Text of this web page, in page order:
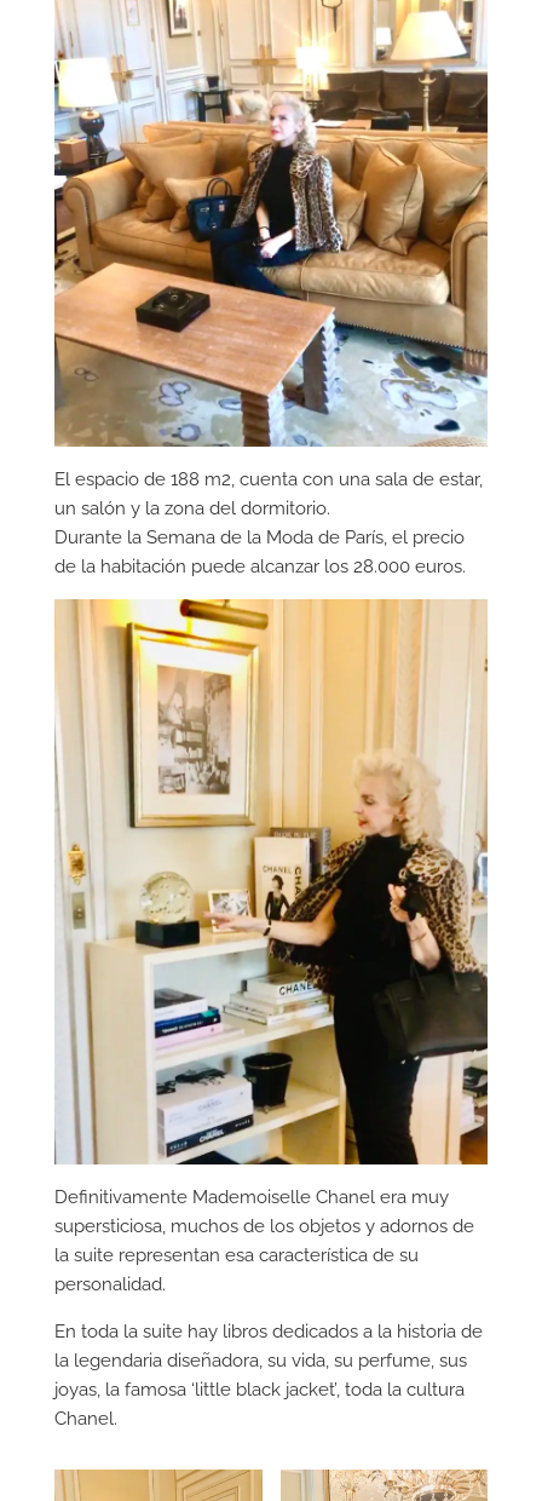
El espacio de 188 m2, cuenta con una sala de estar,
un salón y la zona del dormitorio.
Durante la Semana de la Moda de París, el precio
de la habitación puede alcanzar los 28.000 euros.
Definitivamente Mademoiselle Chanel era muy
supersticiosa, muchos de los objetos y adornos de
la suite representan esa característica de su
personalidad.
En toda la suite hay libros dedicados a la historia de
la legendaria diseñadora, su vida, su perfume, sus
joyas, la famosa ‘little black jacket’, toda la cultura
Chanel.